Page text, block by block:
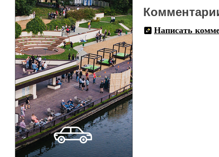
оперативно подготовить
Для больших объемов
возможности.
Написать